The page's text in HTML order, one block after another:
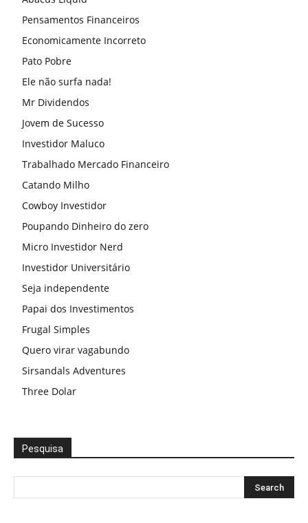
Pensamentos Financeiros
Economicamente Incorreto
Pato Pobre
Ele não surfa nada!
Mr Dividendos
Jovem de Sucesso
Investidor Maluco
Trabalhado Mercado Financeiro
Catando Milho
Cowboy Investidor
Poupando Dinheiro do zero
Micro Investidor Nerd
Investidor Universitário
Seja independente
Papai dos Investimentos
Frugal Simples
Quero virar vagabundo
Sirsandals Adventures
Three Dolar
Pesquisa